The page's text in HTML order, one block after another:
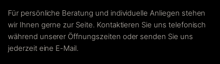
Für persönliche Beratung und individuelle Anliegen stehen
wir Ihnen gerne zur Seite. Kontaktieren Sie uns telefonisch
während unserer Öffnungszeiten oder senden Sie uns
jederzeit eine E-Mail.